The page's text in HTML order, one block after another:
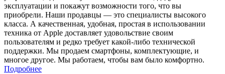
эксплуатации и покажут возможности того, что вы
приобрели. Наши продавцы — это специалисты высокого
класса. А качественная, удобная, простая в использовании
техника от Apple доставляет удовольствие своим
пользователям и редко требует какой-либо технической
поддержки. Мы продаем смартфоны, комплектующие, и
многое другое. Мы работаем, чтобы вам было комфортно.
Подробнее